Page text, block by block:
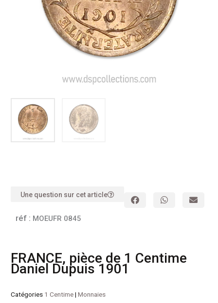
Une question sur cet article
réf : MOEUFR 0845
FRANCE, pièce de 1 Centime
Daniel Dupuis 1901
Catégories 1 Centime|Monnaies